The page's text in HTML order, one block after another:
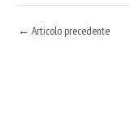
← Articolo precedente